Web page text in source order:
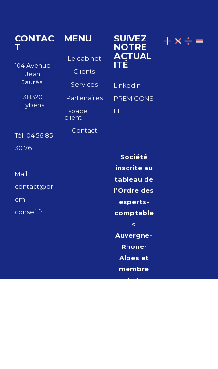
CONTAC
T
104 Avenue
Jean
Jaurès
38320
Eybens
Tél. 04 56 85
30 76
Mail :
contact@pr
em-
conseil.fr
MENU
Le cabinet
Clients
Services
Partenaires
Espace
client
Contact
SUIVEZ
NOTRE
ACTUAL
ITÉ
Linkedin :
PREM’CONS
EIL
Société
inscrite au
tableau de
l’Ordre des
experts-
comptable
s
Auvergne-
Rhone-
Alpes et
membre
de la